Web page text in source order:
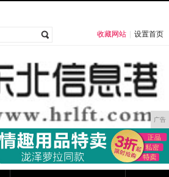
收藏网站 设置首页
广告